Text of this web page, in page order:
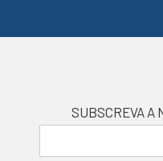
SUBSCREVA A